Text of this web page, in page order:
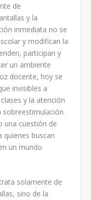
de
y la
inmediata no se
y modifican la
participan y
un ambiente
docente, hoy se
invisibles a
y la atención
sobreestimulación
una cuestión de
quienes buscan
un mundo
solamente de
sino de la